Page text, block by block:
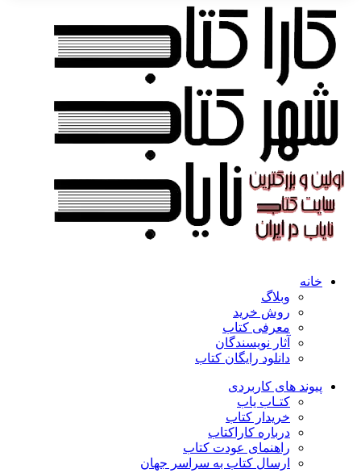
خانه
وبلاگ
روش خرید
معرفی کتاب
آثار نویسندگان
دانلود رایگان کتاب
پیوند های کاربردی
کتـاب یاب
خریدار کتاب
درباره کاراکتاب
راهنمای عودت کتاب
ارسال کتاب به سراسر جهان